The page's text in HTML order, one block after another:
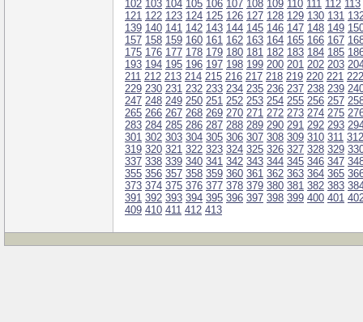
102 103 104 105 106 107 108 109 110 111 112 113
121 122 123 124 125 126 127 128 129 130 131
139 140 141 142 143 144 145 146 147 148 149
157 158 159 160 161 162 163 164 165 166 167
175 176 177 178 179 180 181 182 183 184 185
193 194 195 196 197 198 199 200 201 202 203
211 212 213 214 215 216 217 218 219 220 221 222
229 230 231 232 233 234 235 236 237 238 239
247 248 249 250 251 252 253 254 255 256 257
265 266 267 268 269 270 271 272 273 274 275
283 284 285 286 287 288 289 290 291 292 293
301 302 303 304 305 306 307 308 309 310 311 312
319 320 321 322 323 324 325 326 327 328 329
337 338 339 340 341 342 343 344 345 346 347
355 356 357 358 359 360 361 362 363 364 365
373 374 375 376 377 378 379 380 381 382 383
391 392 393 394 395 396 397 398 399 400 401
409 410 411 412 413